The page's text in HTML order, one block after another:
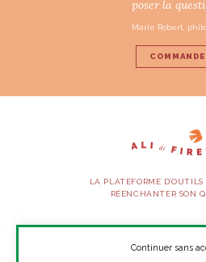
poser la
Marie Robert,
LA PLATEFORME
RÉENCHANTER SON
SUIVEZ-
Continuer sans